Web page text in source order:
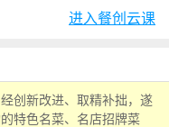
进入餐创云课
创新改进、取精补拙，遂
特色名菜、名店招牌菜